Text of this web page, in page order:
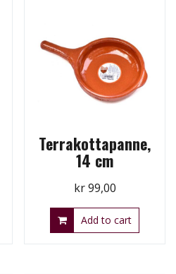
Terrakottapanne,
14 cm
kr99,00
Add to cart